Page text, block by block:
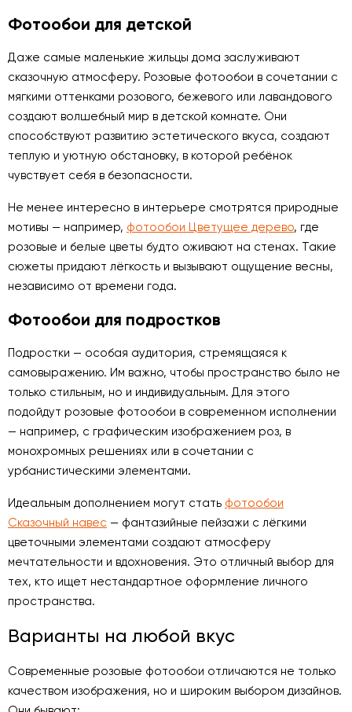
Фотообои для детской
Даже самые маленькие жильцы дома заслуживают
сказочную атмосферу. Розовые фотообои в сочетании с
мягкими оттенками розового, бежевого или лавандового
создают волшебный мир в детской комнате. Они
способствуют развитию эстетического вкуса, создают
теплую и уютную обстановку, в которой ребёнок
чувствует себя в безопасности.
Не менее интересно в интерьере смотрятся природные
мотивы — например, фотообои Цветущее дерево, где
розовые и белые цветы будто оживают на стенах. Такие
сюжеты придают лёгкость и вызывают ощущение весны,
независимо от времени года.
Фотообои для подростков
Подростки — особая аудитория, стремящаяся к
самовыражению. Им важно, чтобы пространство было не
только стильным, но и индивидуальным. Для этого
подойдут розовые фотообои в современном исполнении
— например, с графическим изображением роз, в
монохромных решениях или в сочетании с
урбанистическими элементами.
Идеальным дополнением могут стать фотообои
Сказочный навес — фантазийные пейзажи с лёгкими
цветочными элементами создают атмосферу
мечтательности и вдохновения. Это отличный выбор для
тех, кто ищет нестандартное оформление личного
пространства.
Варианты на любой вкус
Современные розовые фотообои отличаются не только
качеством изображения, но и широким выбором дизайнов.